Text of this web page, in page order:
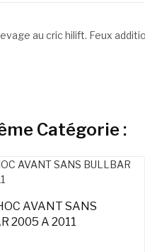
au cric hilift. Feux
Catégorie :
AVANT SANS
2005 A 2011